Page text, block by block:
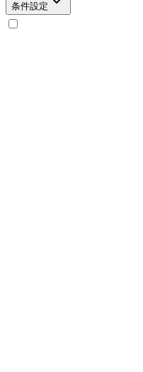
条件設定